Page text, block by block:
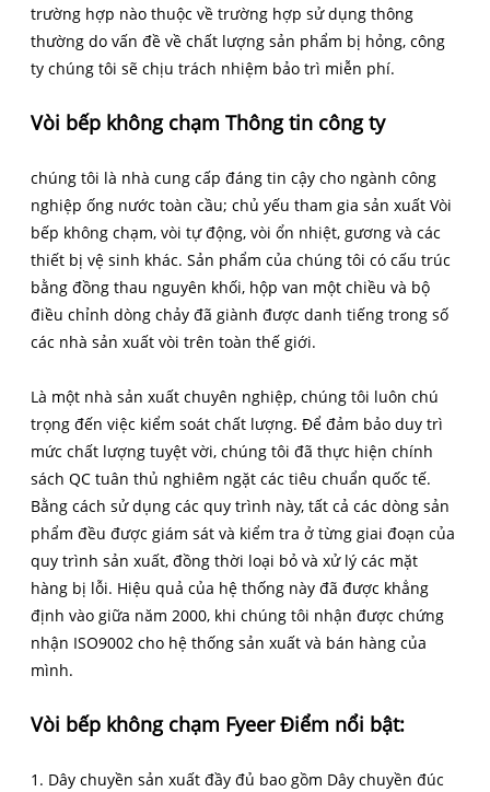
trường hợp nào thuộc về trường hợp sử dụng thông
thường do vấn đề về chất lượng sản phẩm bị hỏng, công
ty chúng tôi sẽ chịu trách nhiệm bảo trì miễn phí.
Vòi bếp không chạm Thông tin công ty
chúng tôi là nhà cung cấp đáng tin cậy cho ngành công
nghiệp ống nước toàn cầu; chủ yếu tham gia sản xuất Vòi
bếp không chạm, vòi tự động, vòi ổn nhiệt, gương và các
thiết bị vệ sinh khác. Sản phẩm của chúng tôi có cấu trúc
bằng đồng thau nguyên khối, hộp van một chiều và bộ
điều chỉnh dòng chảy đã giành được danh tiếng trong số
các nhà sản xuất vòi trên toàn thế giới.
Là một nhà sản xuất chuyên nghiệp, chúng tôi luôn chú
trọng đến việc kiểm soát chất lượng. Để đảm bảo duy trì
mức chất lượng tuyệt vời, chúng tôi đã thực hiện chính
sách QC tuân thủ nghiêm ngặt các tiêu chuẩn quốc tế.
Bằng cách sử dụng các quy trình này, tất cả các dòng sản
phẩm đều được giám sát và kiểm tra ở từng giai đoạn của
quy trình sản xuất, đồng thời loại bỏ và xử lý các mặt
hàng bị lỗi. Hiệu quả của hệ thống này đã được khẳng
định vào giữa năm 2000, khi chúng tôi nhận được chứng
nhận ISO9002 cho hệ thống sản xuất và bán hàng của
mình.
Vòi bếp không chạm Fyeer Điểm nổi bật:
1. Dây chuyền sản xuất đầy đủ bao gồm Dây chuyền đúc